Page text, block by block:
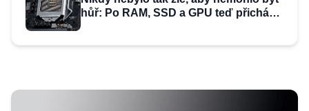
hůř: Po RAM, SSD a GPU teď přichází